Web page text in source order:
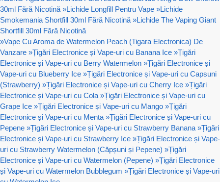
30ml Fără Nicotină »Lichide Longfill Pentru Vape »Lichide
Smokemania Shortfill 30ml Fără Nicotină »Lichide The Vaping Giant
Shortfill 30ml Fără Nicotină
»Vape Cu Aroma de Watermelon Peach (Tigara Electronica) De
Vanzare »Țigări Electronice și Vape-uri cu Banana Ice »Țigări
Electronice și Vape-uri cu Berry Watermelon »Țigări Electronice și
Vape-uri cu Blueberry Ice »Țigări Electronice și Vape-uri cu Capsuni
(Strawberry) »Țigări Electronice și Vape-uri cu Cherry Ice »Țigări
Electronice și Vape-uri cu Cola »Țigări Electronice și Vape-uri cu
Grape Ice »Țigări Electronice și Vape-uri cu Mango »Țigări
Electronice și Vape-uri cu Menta »Țigări Electronice și Vape-uri cu
Pepene »Țigări Electronice și Vape-uri cu Strawberry Banana »Țigări
Electronice și Vape-uri cu Strawberry Ice »Țigări Electronice și Vape-
uri cu Strawberry Watermelon (Căpșuni și Pepene) »Țigări
Electronice și Vape-uri cu Watermelon (Pepene) »Țigări Electronice
și Vape-uri cu Watermelon Bubblegum »Țigări Electronice și Vape-uri